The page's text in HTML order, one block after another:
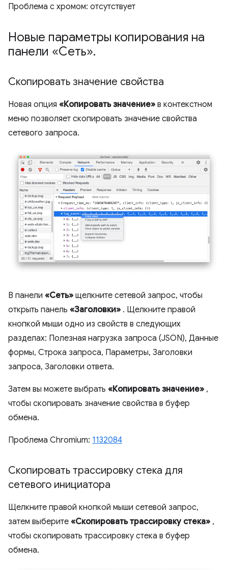
Проблема с хромом: отсутствует
Новые параметры копирования на
панели «Сеть».
Скопировать значение свойства
Новая опция «Копировать значение» в контекстном
меню позволяет скопировать значение свойства
сетевого запроса.
В панели «Сеть» щелкните сетевой запрос, чтобы
открыть панель «Заголовки» . Щелкните правой
кнопкой мыши одно из свойств в следующих
разделах: Полезная нагрузка запроса (JSON), Данные
формы, Строка запроса, Параметры, Заголовки
запроса, Заголовки ответа.
Затем вы можете выбрать «Копировать значение» ,
чтобы скопировать значение свойства в буфер
обмена.
Проблема Chromium: 1132084
Скопировать трассировку стека для
сетевого инициатора
Щелкните правой кнопкой мыши сетевой запрос,
затем выберите «Скопировать трассировку стека» ,
чтобы скопировать трассировку стека в буфер
обмена.